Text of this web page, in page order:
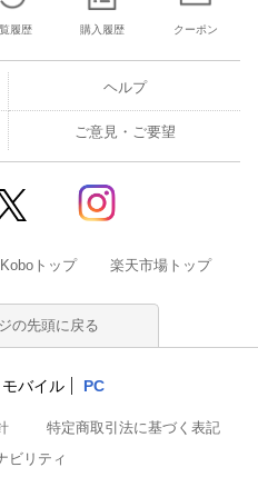
履歴 購入履歴 クーポン
ヘルプ
ご意見・ご要望
トップ 楽天市場トップ
の先頭に戻る
モバイル PC
特定商取引法に基づく表記
ビリティ